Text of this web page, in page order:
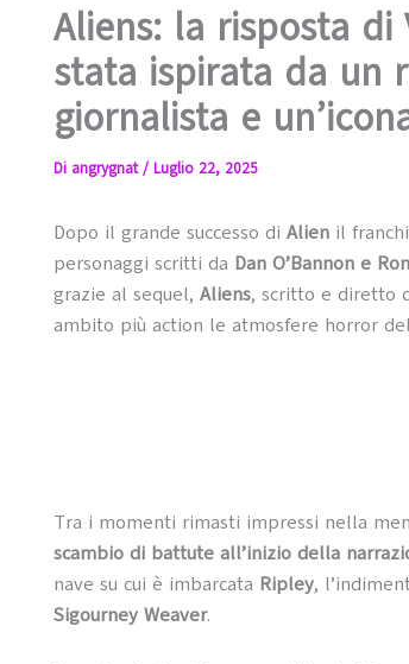
Aliens: la risposta di
stata ispirata da un
giornalista e
Di angrygnat/ Luglio 22, 2025
Dopo il grande successo di Alien il
personaggi scritti da Dan O’Bannon e
grazie al sequel, Aliens, scritto e diretto
ambito più action le atmosfere horror
Tra i momenti rimasti impressi nella
scambio di battute all’inizio della
nave su cui è imbarcata Ripley,
Sigourney Weaver.